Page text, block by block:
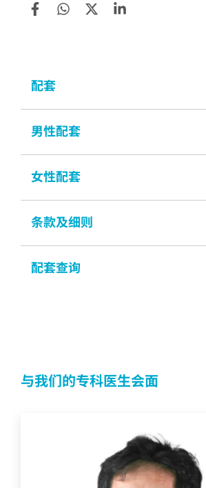
配套
男性配套
女性配套
条款及细则
配套查询
与我们的专科医生会面